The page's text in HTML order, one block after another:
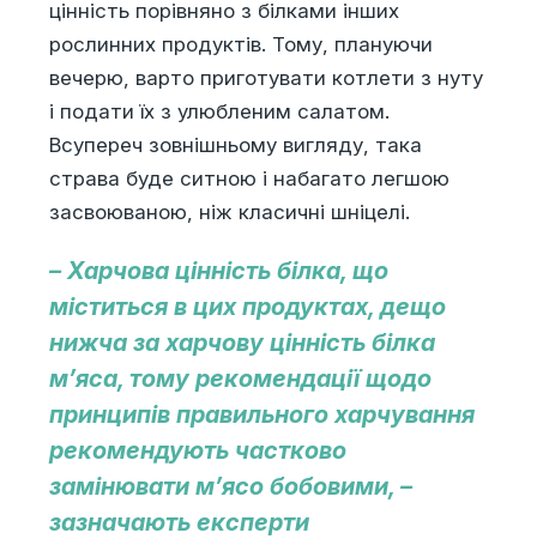
цінність порівняно з білками інших
рослинних продуктів. Тому, плануючи
вечерю, варто приготувати котлети з нуту
і подати їх з улюбленим салатом.
Всупереч зовнішньому вигляду, така
страва буде ситною і набагато легшою
засвоюваною, ніж класичні шніцелі.
– Харчова цінність білка, що
міститься в цих продуктах, дещо
нижча за харчову цінність білка
м’яса, тому рекомендації щодо
принципів правильного харчування
рекомендують частково
замінювати м’ясо бобовими, –
зазначають експерти